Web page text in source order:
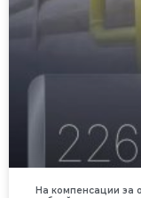
На компенсации за